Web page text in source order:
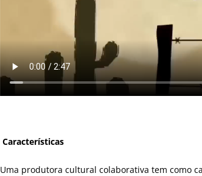
Características
Uma produtora cultural colaborativa tem como